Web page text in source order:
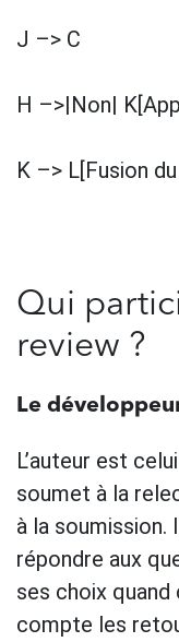
J –> C
H –>|Non|
K –> L[Fusion
Qui
review ?
Le
L’auteur est
soumet à la
à la
répondre aux
ses choix quand
compte les